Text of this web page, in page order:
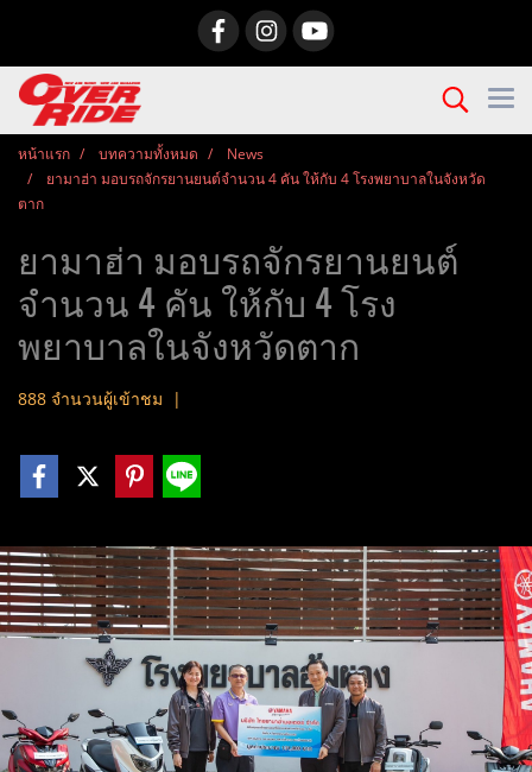
หน้าแรก บทความทั้งหมด
News
ยามาฮ่า มอบรถจักรยานยนต์จำนวน 4 คัน ให้กับ 4 โรงพยาบาลในจังหวัด
ตาก
ยามาฮ่า มอบรถจักรยานยนต์
จำนวน 4 คัน ให้กับ 4 โรง
พยาบาลในจังหวัดตาก
888 จำนวนผู้เข้าชม |